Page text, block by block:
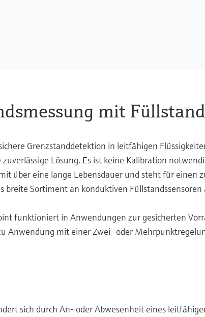
mit
Grenzstanddetektion in leitfähigen
Lösung. Es ist keine Kalibration
über eine lange Lebensdauer und steht für einen
breite Sortiment an konduktiven
funktioniert in Anwendungen zur gesicherten
Anwendung mit einer Zwei- oder
sich durch An- oder Abwesenheit eines